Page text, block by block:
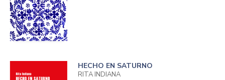
HECHO EN SATURNO
RITA INDIANA